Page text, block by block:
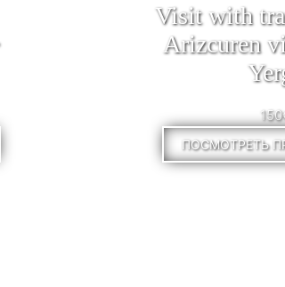
Visit with
Arizcuren
ПОСМОТРЕТЬ